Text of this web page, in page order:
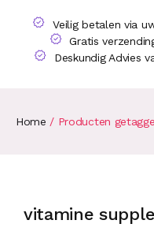
Veilig betalen via
Gratis
Deskundig Advies
Home / Producten
vitamine